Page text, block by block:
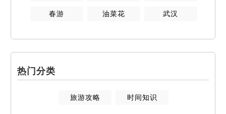
春游 油菜花 武汉
热门分类
旅游攻略 时间知识